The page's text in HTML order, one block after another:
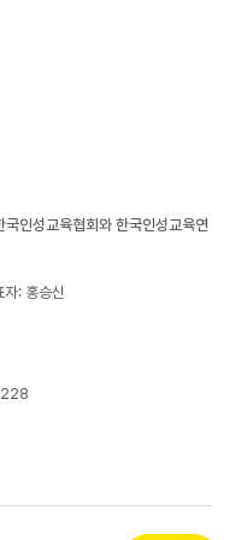
인성교육협회와 한국인성교육연
자: 홍승신